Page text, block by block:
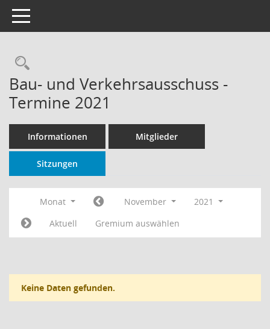
Toggle navigation
Rechercheauswahl
Bau- und Verkehrsausschuss -
Termine 2021
Informationen Mitglieder
Sitzungen
Monat November
2021
Aktuell
Gremium auswählen
Keine Daten gefunden.